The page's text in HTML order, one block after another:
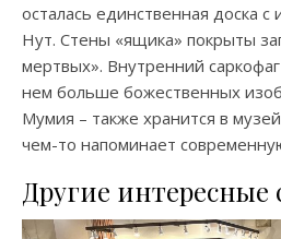
осталась единственная доска
Нут. Стены «ящика» покрыты
мертвых». Внутренний
нем больше божественных
Мумия – также хранится в
чем-то напоминает
Другие интересные